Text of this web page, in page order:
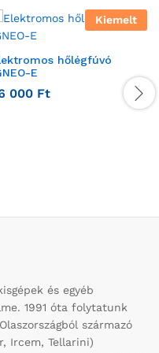
Kiemelt
hőlégfúvó
E
000 Ft
és egyéb
1991 óta folytatunk
származó
Ircem, Tellarini)